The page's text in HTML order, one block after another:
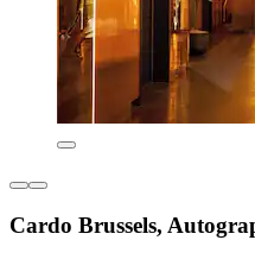
Cardo Brussels,